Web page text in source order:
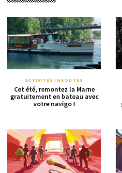
ACTIVITÉS INSOLITES
Cet été, remontez la Marne
gratuitement en bateau avec
votre navigo !